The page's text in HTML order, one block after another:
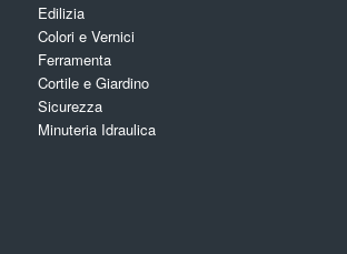
Edilizia
Colori e Vernici
Ferramenta
Cortile e Giardino
Sicurezza
Minuteria Idraulica